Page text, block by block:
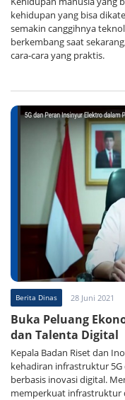
kehidupan yang bisa
semakin canggihnya
berkembang saat
cara-cara yang praktis.
Berita Dinas 28 Juni 2021
Buka Peluang
dan Talenta Digital
Kepala Badan Riset dan
kehadiran infrastruktur
berbasis inovasi digital.
memperkuat infrastruktur